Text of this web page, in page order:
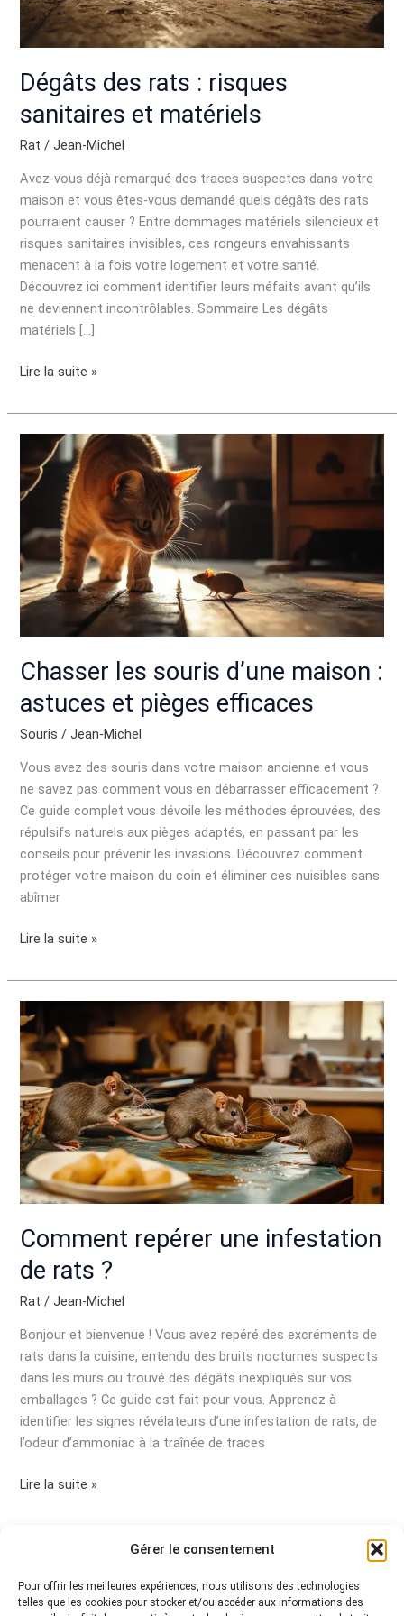
Gérer le consentement
Pour offrir les meilleures expériences, nous utilisons des technologies
telles que les cookies pour stocker et/ou accéder aux informations des
Dégâts des rats : risques
sanitaires et matériels
Rat /Jean-Michel
Avez-vous déjà remarqué des traces suspectes dans votre
maison et vous êtes-vous demandé quels dégâts des rats
pourraient causer ? Entre dommages matériels silencieux et
risques sanitaires invisibles, ces rongeurs envahissants
menacent à la fois votre logement et votre santé.
Découvrez ici comment identifier leurs méfaits avant qu’ils
ne deviennent incontrôlables. Sommaire Les dégâts
matériels […]
matériels
Lire la suite »
Chasser les souris d’une maison :
astuces et pièges efficaces
Souris /Jean-Michel
Vous avez des souris dans votre maison ancienne et vous
ne savez pas comment vous en débarrasser efficacement ?
Ce guide complet vous dévoile les méthodes éprouvées, des
répulsifs naturels aux pièges adaptés, en passant par les
conseils pour prévenir les invasions. Découvrez comment
protéger votre maison du coin et éliminer ces nuisibles sans
abîmer
Chasser
les
souris
maison
:
astuces
et
pièges
efficaces
Lire la suite »
Comment repérer une infestation
de rats ?
Rat /Jean-Michel
Bonjour et bienvenue ! Vous avez repéré des excréments de
rats dans la cuisine, entendu des bruits nocturnes suspects
dans les murs ou trouvé des dégâts inexpliqués sur vos
emballages ? Ce guide est fait pour vous. Apprenez à
identifier les signes révélateurs d’une infestation de rats, de
l’odeur d’ammoniac à la traînée de traces
repérer
une
infestation
de
rats
?
Lire la suite »